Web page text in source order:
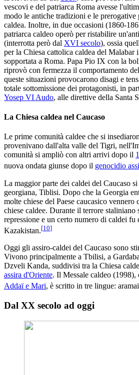
vescovi e del patriarca Roma avesse
modo le antiche tradizioni e le prerogative
caldea. Inoltre, in due occasioni (1860-
patriarca caldeo operò per ristabilire
(interrotta però dal XVI secolo), ossia
per la Chiesa cattolica caldea del Malabar
sopportata a Roma. Papa Pio IX con la
riprovò con fermezza il comportamento
queste situazioni provocarono disagi e
totale sottomissione dei protagonisti, in
Yosep VI Audo, alle direttive della Santa
La Chiesa caldea nel Caucaso
Le prime comunità caldee che si
provenivano dall'alta valle del Tigri,
comunità si ampliò con altri arrivi dopo il
nuova ondata giunse dopo il genocidio
La maggior parte dei caldei del Caucaso
georgiana, Tiblisi. Dopo che la Georgia
molte chiese del Paese caucasico vennero
chiese caldee. Durante il terrore staliniano
repressione e un certo numero di caldei fu
Kazakistan.[10]
Oggi gli assiro-caldei del Caucaso sono
Vivono principalmente a Tbilisi, a
Dzveli Kanda, suddivisi tra la Chiesa
assira d'Oriente. Il Messale caldeo (1998),
Addaï e Mari, è scritto in tre lingue:
Dal XX secolo ad oggi